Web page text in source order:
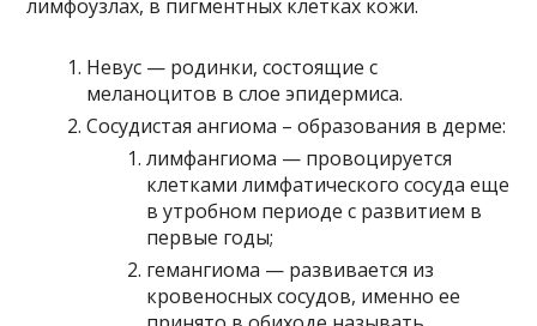
лимфоузлах, в пигментных клетках кожи.
Невус — родинки, состоящие с
меланоцитов в слое эпидермиса.
Сосудистая ангиома – образования в дерме:
лимфангиома — провоцируется
клетками лимфатического сосуда еще
в утробном периоде с развитием в
первые годы;
гемангиома — развивается из
кровеносных сосудов, именно ее